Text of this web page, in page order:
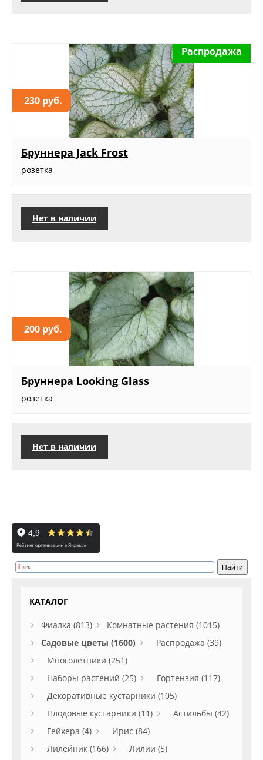
230 руб.
Распродажа
Бруннера Jack Frost
розетка
Нет в наличии
200 руб.
Бруннера Looking Glass
розетка
Нет в наличии
КАТАЛОГ
Фиалка (813)
Комнатные растения (1015)
Садовые цветы (1600)
Распродажа (39)
Многолетники (251)
Наборы растений (25)
Гортензия (117)
Декоративные кустарники (105)
Плодовые кустарники (11)
Астильбы (42)
Гейхера (4)
Ирис (84)
Лилейник (166)
Лилии (5)